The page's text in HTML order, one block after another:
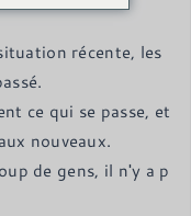
récente, les
ce qui se passe, et
nouveaux.
de gens, il n'y a p